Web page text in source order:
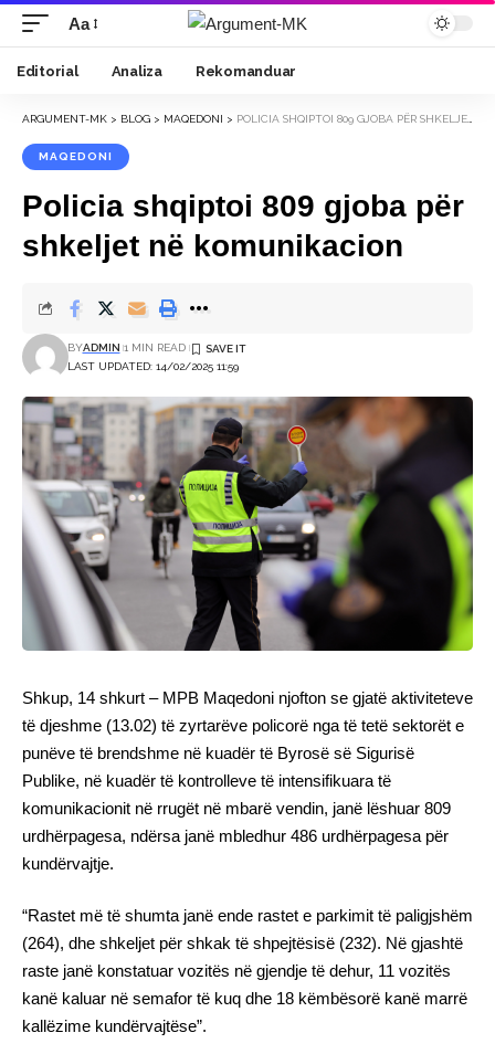
Font
Resizer
Aa
Editorial Analiza Rekomanduar
ARGUMENT-MK > BLOG > MAQEDONI > POLICIA SHQIPTOI 809 GJOBA PËR SHKELJET NË KOMUNIKACION
MAQEDONI
Policia shqiptoi 809 gjoba për
shkeljet në komunikacion
LAST UPDATED: 14/02/2025 11:59
BYADMIN 1 MIN READ
Shkup, 14 shkurt – MPB Maqedoni njofton se gjatë aktiviteteve
të djeshme (13.02) të zyrtarëve policorë nga të tetë sektorët e
punëve të brendshme në kuadër të Byrosë së Sigurisë
Publike, në kuadër të kontrolleve të intensifikuara të
komunikacionit në rrugët në mbarë vendin, janë lëshuar 809
urdhërpagesa, ndërsa janë mbledhur 486 urdhërpagesa për
kundërvajtje.
“Rastet më të shumta janë ende rastet e parkimit të paligjshëm
(264), dhe shkeljet për shkak të shpejtësisë (232). Në gjashtë
raste janë konstatuar vozitës në gjendje të dehur, 11 vozitës
kanë kaluar në semafor të kuq dhe 18 këmbësorë kanë marrë
kallëzime kundërvajtëse”.